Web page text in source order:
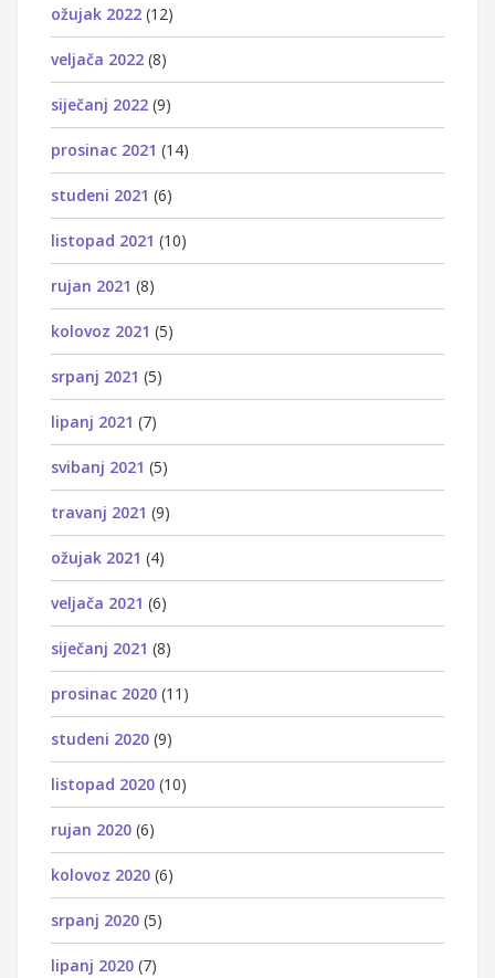
ožujak 2022 (12)
veljača 2022 (8)
siječanj 2022 (9)
prosinac 2021 (14)
studeni 2021 (6)
listopad 2021 (10)
rujan 2021 (8)
kolovoz 2021 (5)
srpanj 2021 (5)
lipanj 2021 (7)
svibanj 2021 (5)
travanj 2021 (9)
ožujak 2021 (4)
veljača 2021 (6)
siječanj 2021 (8)
prosinac 2020 (11)
studeni 2020 (9)
listopad 2020 (10)
rujan 2020 (6)
kolovoz 2020 (6)
srpanj 2020 (5)
lipanj 2020 (7)